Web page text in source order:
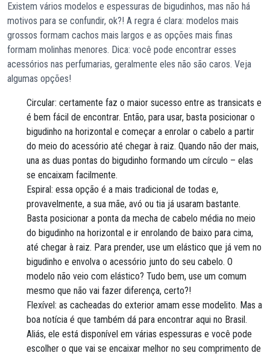
Existem vários modelos e espessuras de bigudinhos, mas não há
motivos para se confundir, ok?! A regra é clara: modelos mais
grossos formam cachos mais largos e as opções mais finas
formam molinhas menores. Dica: você pode encontrar esses
acessórios nas perfumarias, geralmente eles não são caros. Veja
algumas opções!
Circular: certamente faz o maior sucesso entre as transicats e
é bem fácil de encontrar. Então, para usar, basta posicionar o
bigudinho na horizontal e começar a enrolar o cabelo a partir
do meio do acessório até chegar à raiz. Quando não der mais,
una as duas pontas do bigudinho formando um círculo – elas
se encaixam facilmente.
Espiral: essa opção é a mais tradicional de todas e,
provavelmente, a sua mãe, avó ou tia já usaram bastante.
Basta posicionar a ponta da mecha de cabelo média no meio
do bigudinho na horizontal e ir enrolando de baixo para cima,
até chegar à raiz. Para prender, use um elástico que já vem no
bigudinho e envolva o acessório junto do seu cabelo. O
modelo não veio com elástico? Tudo bem, use um comum
mesmo que não vai fazer diferença, certo?!
Flexível: as cacheadas do exterior amam esse modelito. Mas a
boa notícia é que também dá para encontrar aqui no Brasil.
Aliás, ele está disponível em várias espessuras e você pode
escolher o que vai se encaixar melhor no seu comprimento de